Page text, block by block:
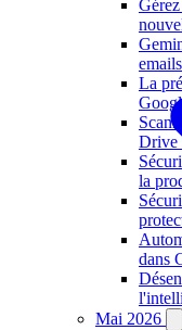
La
Drive
la
dans
Mai 2026